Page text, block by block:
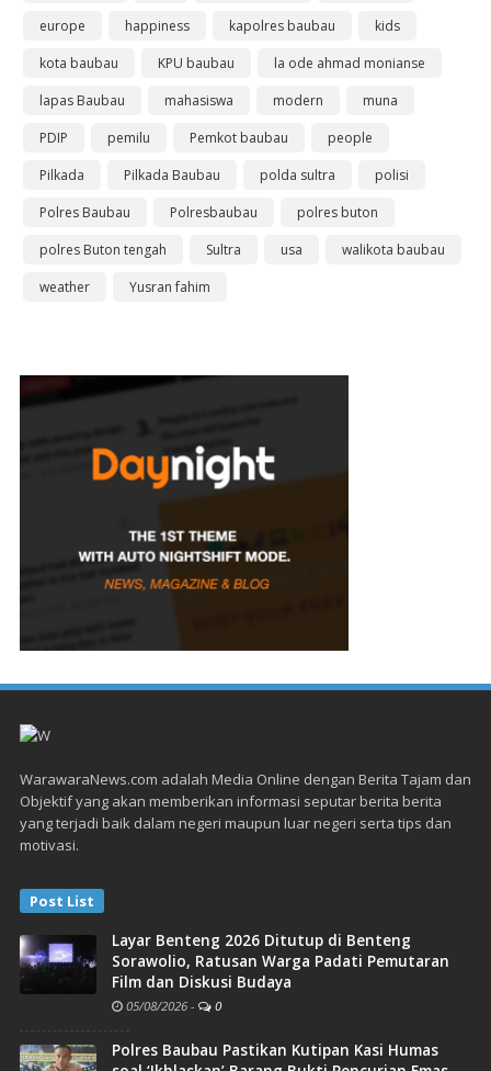
europe
happiness kapolres baubau
kids
kota baubau
KPU baubau
la ode ahmad monianse
lapas Baubau
mahasiswa modern
muna
PDIP
pemilu Pemkot baubau
people
Pilkada
Pilkada Baubau polda sultra
polisi
Polres Baubau
Polresbaubau
polres buton
polres Buton tengah
Sultra usa
walikota baubau
weather
Yusran fahim
WarawaraNews.com adalah Media Online dengan Berita Tajam dan
Objektif yang akan memberikan informasi seputar berita berita
yang terjadi baik dalam negeri maupun luar negeri serta tips dan
motivasi.
Post List
Layar Benteng 2026 Ditutup di Benteng
Sorawolio, Ratusan Warga Padati Pemutaran
Film dan Diskusi Budaya
05/08/2026 - 0
Polres Baubau Pastikan Kutipan Kasi Humas